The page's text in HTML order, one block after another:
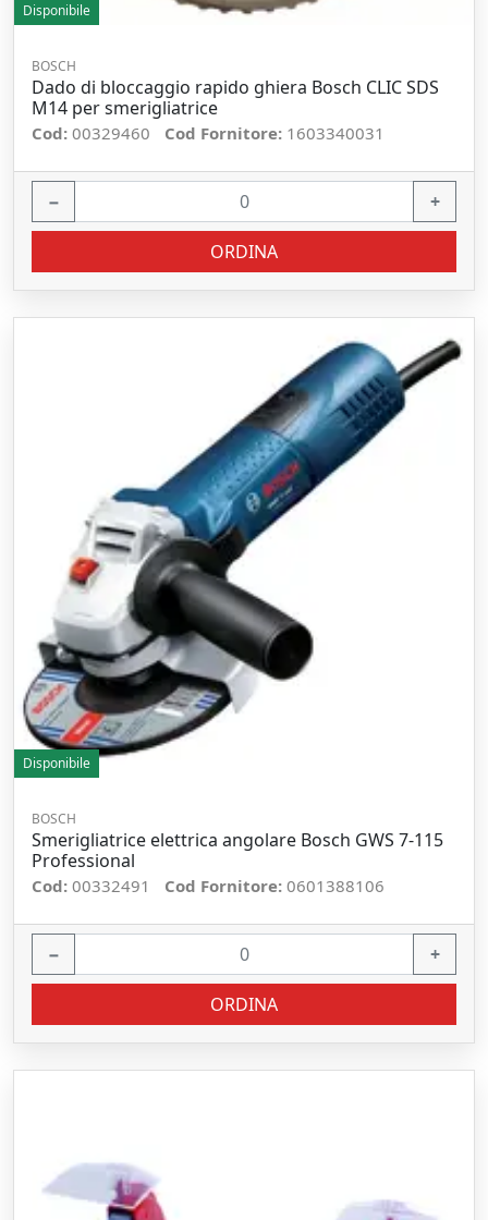
Disponibile
BOSCH
Dado di bloccaggio rapido ghiera Bosch CLIC SDS
M14 per smerigliatrice
Cod: 00329460 Cod Fornitore: 1603340031
− +
ORDINA
Disponibile
BOSCH
Smerigliatrice elettrica angolare Bosch GWS 7-115
Professional
Cod: 00332491 Cod Fornitore: 0601388106
− +
ORDINA